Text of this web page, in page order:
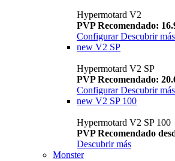
Hypermotard V2
PVP Recomendado:
Configurar Descubrir más
new V2 SP
Hypermotard V2 SP
PVP Recomendado:
Configurar Descubrir más
new V2 SP 100
Hypermotard V2 SP 100
PVP Recomendado
Descubrir más
Monster